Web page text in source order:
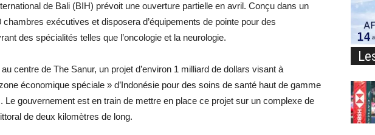
de Bali (BIH) prévoit une ouverture partielle en avril. Conçu dans un
chambres exécutives et disposera d’équipements de pointe pour des
des spécialités telles que l’oncologie et la neurologie.
centre de The Sanur, un projet d’environ 1 milliard de dollars visant à
économique spéciale » d’Indonésie pour des soins de santé haut de gamme
gouvernement est en train de mettre en place ce projet sur un complexe de
de deux kilomètres de long.